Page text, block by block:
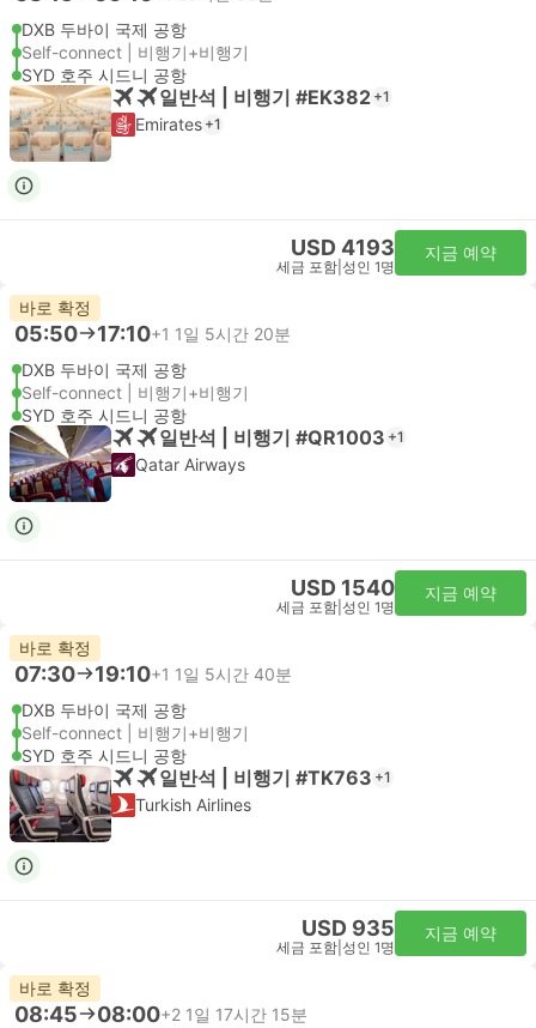
DXB 두바이 국제 공항
Self-connect | 비행기+비행기
SYD 호주 시드니 공항
일반석 | 비행기 #EK382 +1
Emirates +1
USD 4193
세금 포함 성인 1명
지금 예약
바로 확정
05:50 17:10+1 1일 5시간 20분
DXB 두바이 국제 공항
Self-connect | 비행기+비행기
SYD 호주 시드니 공항
일반석 | 비행기 #QR1003 +1
Qatar Airways
USD 1540
세금 포함 성인 1명
지금 예약
바로 확정
07:30 19:10+1 1일 5시간 40분
DXB 두바이 국제 공항
Self-connect | 비행기+비행기
SYD 호주 시드니 공항
일반석 | 비행기 #TK763 +1
Turkish Airlines
USD 935
세금 포함 성인 1명
지금 예약
바로 확정
08:45 08:00+2 1일 17시간 15분